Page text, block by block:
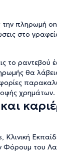
την πληρωμή
στο
το ραντεβού
θα
χρημάτων.
Κλινική
του